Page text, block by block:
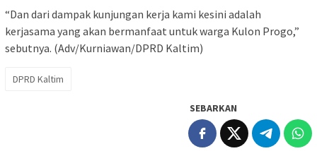
“Dan dari dampak kunjungan kerja kami kesini adalah
kerjasama yang akan bermanfaat untuk warga Kulon Progo,”
sebutnya. (Adv/Kurniawan/DPRD Kaltim)
DPRD Kaltim
SEBARKAN